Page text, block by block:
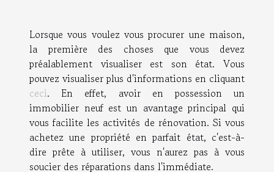
Lorsque vous voulez vous procurer une maison,
la première des choses que vous devez
préalablement visualiser est son état. Vous
pouvez visualiser plus d'informations en cliquant
ceci. En effet, avoir en possession un
immobilier neuf est un avantage principal qui
vous facilite les activités de rénovation. Si vous
achetez une propriété en parfait état, c'est-à-
dire prête à utiliser, vous n'aurez pas à vous
soucier des réparations dans l'immédiate.